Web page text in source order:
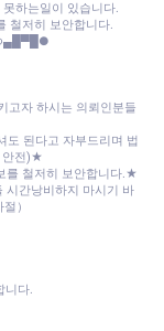
하는일이 있습니다.
철저히 보안합니다.
▄█▀█●
고자 하시는 의뢰인분들
도 된다고 자부드리며 법
안전)★
를 철저히 보안합니다.★
시간낭비하지 마시기 바
）
니다.